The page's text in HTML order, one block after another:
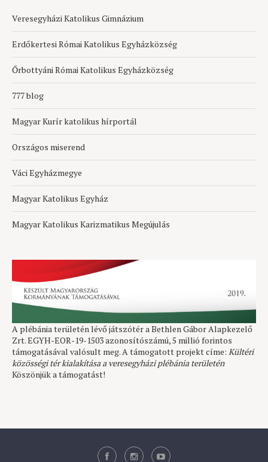
Veresegyházi Katolikus Gimnázium
Erdőkertesi Római Katolikus Egyházközség
Őrbottyáni Római Katolikus Egyházközség
777 blog
Magyar Kurír katolikus hírportál
Országos miserend
Váci Egyházmegye
Magyar Katolikus Egyház
Magyar Katolikus Karizmatikus Megújulás
A plébánia területén lévő játszótér a Bethlen Gábor Alapkezelő
Zrt. EGYH-EOR-19-1503 azonosítószámú, 5 millió forintos
támogatásával valósult meg. A támogatott projekt címe: Kültéri
közösségi tér kialakítása a veresegyházi plébánia területén
Köszönjük a támogatást!